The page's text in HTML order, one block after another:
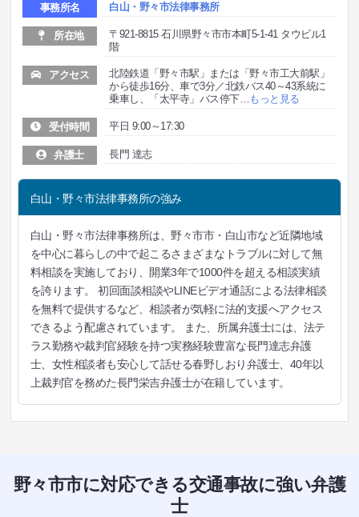
事務所名 白山・野々市法律事務所
所在地
〒921-8815 石川県野々市市本町5-1-41 タウビル1
階
アクセス
北陸鉄道「野々市駅」または「野々市工大前駅」
から徒歩16分、車で3分／北鉄バス40～43系統に
乗車し、「太平寺」バス停下…もっと見る
受付時間 平日 9:00～17:30
弁護士 長門 達志
白山・野々市法律事務所の強み
白山・野々市法律事務所は、野々市市・白山市など近隣地域
を中心に暮らしの中で起こるさまざまなトラブルに対して無
料相談を実施しており、開業3年で1000件を超える相談実績
を誇ります。 初回面談相談やLINEビデオ通話による法律相談
を無料で提供するなど、相談者が気軽に法的支援へアクセス
できるよう配慮されています。 また、所属弁護士には、法テ
ラス勤務や裁判官経験を持つ実務経験豊富な長門達志弁護
士、女性相談者も安心して話せる春野しおり弁護士、40年以
上裁判官を務めた長門栄吉弁護士が在籍しています。
野々市市に対応できる交通事故に強い弁護
士